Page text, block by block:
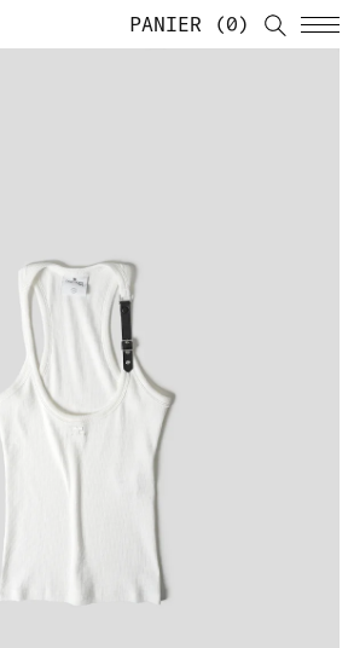
PANIER 0